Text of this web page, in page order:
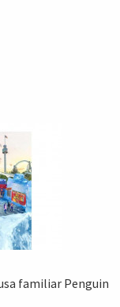
familiar Penguin